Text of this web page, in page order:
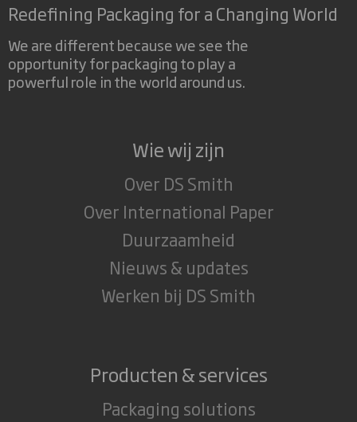
Redefining Packaging for a Changing World
We are different because we see the
opportunity for packaging to play a
powerful role in the world around us.
Wie wij zijn
Over DS Smith
Over International Paper
Duurzaamheid
Nieuws & updates
Werken bij DS Smith
Producten & services
Packaging solutions